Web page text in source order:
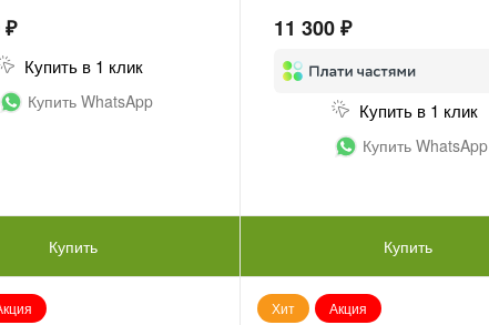
₽
Купить в 1 клик
Купить WhatsApp
Купить
11 300 ₽
Купить в 1 клик
Купить WhatsApp
Купить
Хит Акция